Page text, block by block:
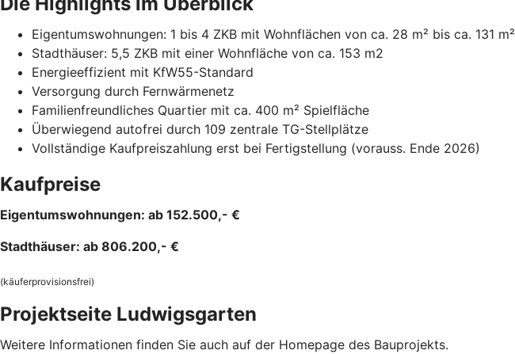
Eigentumswohnungen: 1 bis 4 ZKB mit Wohnflächen von ca. 28 m² bis ca. 131 m²
Stadthäuser: 5,5 ZKB mit einer Wohnfläche von ca. 153 m2
Energieeffizient mit KfW55-Standard
Versorgung durch Fernwärmenetz
Familienfreundliches Quartier mit ca. 400 m² Spielfläche
Überwiegend autofrei durch 109 zentrale TG-Stellplätze
Vollständige Kaufpreiszahlung erst bei Fertigstellung (vorauss. Ende 2026)
Kaufpreise
Eigentumswohnungen: ab 152.500,- €
Stadthäuser: ab 806.200,- €
(käuferprovisionsfrei)
Projektseite Ludwigsgarten
Weitere Informationen finden Sie auch auf der Homepage des Bauprojekts.